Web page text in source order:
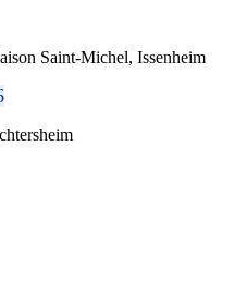
Saint-Michel, Issenheim